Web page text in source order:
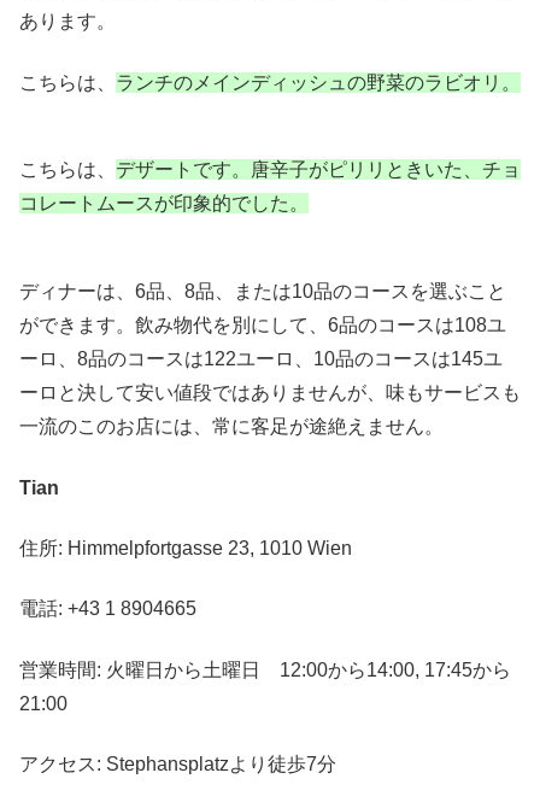
あります。
こちらは、 ランチのメインディッシュの野菜のラビオリ。
こちらは、 デザートです。唐辛子がピリリときいた、チョ
コレートムースが印象的でした。
ディナーは、6品、8品、または10品のコースを選ぶこと
ができます。飲み物代を別にして、6品のコースは108ユ
ーロ、8品のコースは122ユーロ、10品のコースは145ユ
ーロと決して安い値段ではありませんが、味もサービスも
一流のこのお店には、常に客足が途絶えません。
Tian
住所: Himmelpfortgasse 23, 1010 Wien
電話: +43 1 8904665
営業時間: 火曜日から土曜日 12:00から14:00, 17:45から
21:00
アクセス: Stephansplatzより徒歩7分